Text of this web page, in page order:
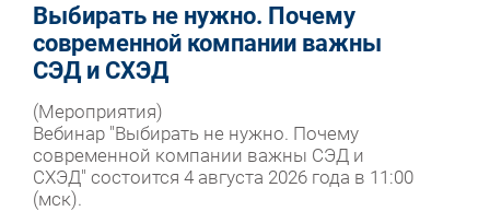
Выбирать не нужно. Почему
современной компании важны
СЭД и СХЭД
(Мероприятия)
Вебинар "Выбирать не нужно. Почему
современной компании важны СЭД и
СХЭД" состоится 4 августа 2026 года в 11:00
(мск).